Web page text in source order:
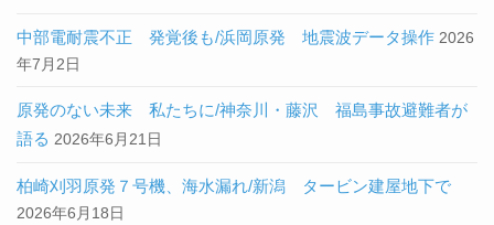
中部電耐震不正 発覚後も/浜岡原発 地震波データ操作 2026
年7月2日
原発のない未来 私たちに/神奈川・藤沢 福島事故避難者が
語る 2026年6月21日
柏崎刈羽原発７号機、海水漏れ/新潟 タービン建屋地下で
2026年6月18日